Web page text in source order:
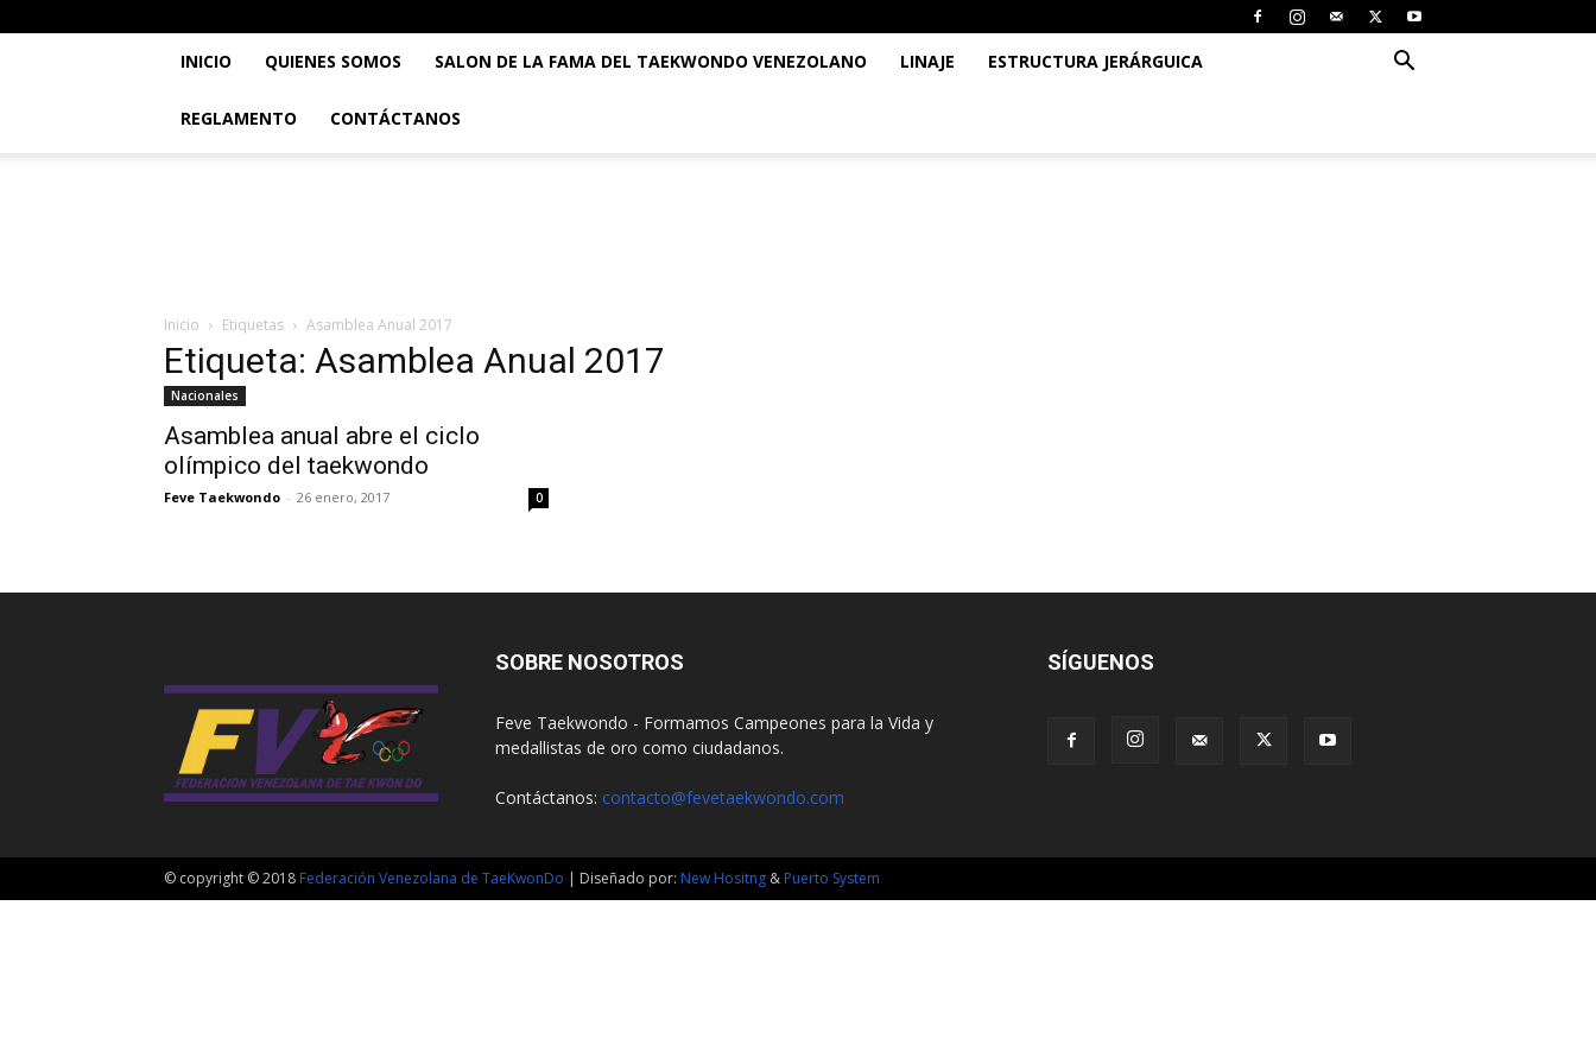
INICIO QUIENES SOMOS SALON DE LA FAMA DEL TAEKWONDO VENEZOLANO LINAJE ESTRUCTURA JERÁRGUICA
REGLAMENTO CONTÁCTANOS
Inicio Etiquetas Asamblea Anual 2017
Etiqueta: Asamblea Anual 2017
Nacionales
Asamblea anual abre el ciclo
olímpico del taekwondo
Feve Taekwondo - 26 enero, 2017 0
SOBRE NOSOTROS
Feve Taekwondo - Formamos Campeones para la Vida y
medallistas de oro como ciudadanos.
Contáctanos: contacto@fevetaekwondo.com
SÍGUENOS
© copyright © 2018 Federación Venezolana de TaeKwonDo | Diseñado por: New Hositng & Puerto System